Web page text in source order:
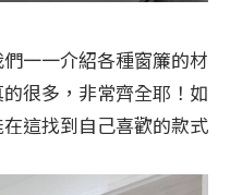
一一介紹各種窗簾的材
很多，非常齊全耶！如
這找到自己喜歡的款式